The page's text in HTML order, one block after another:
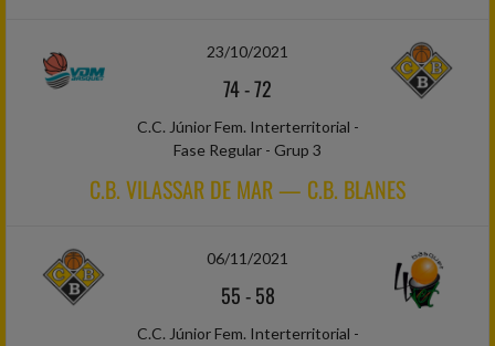
23/10/2021
74-72
C.C. Júnior Fem. Interterritorial -
Fase Regular - Grup 3
C.B. VILASSAR DE MAR — C.B. BLANES
06/11/2021
55-58
C.C. Júnior Fem. Interterritorial -